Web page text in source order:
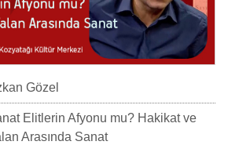
Gözel
Elitlerin Afyonu mu? Hakikat ve
Arasında Sanat